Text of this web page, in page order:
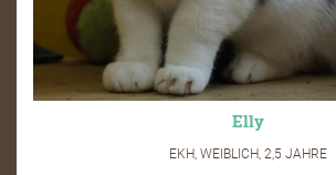
Elly
EKH, WEIBLICH, 2,5 JAHRE